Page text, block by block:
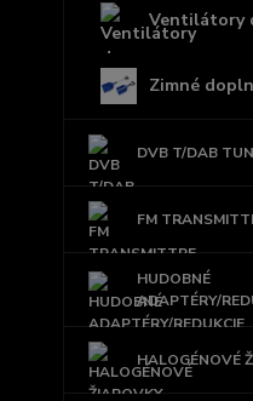
Ventilátory
Zimné
DVB T/DAB
FM
HUDOBNÉ
ADAPTÉRY/
HALOGÉNOVÉ